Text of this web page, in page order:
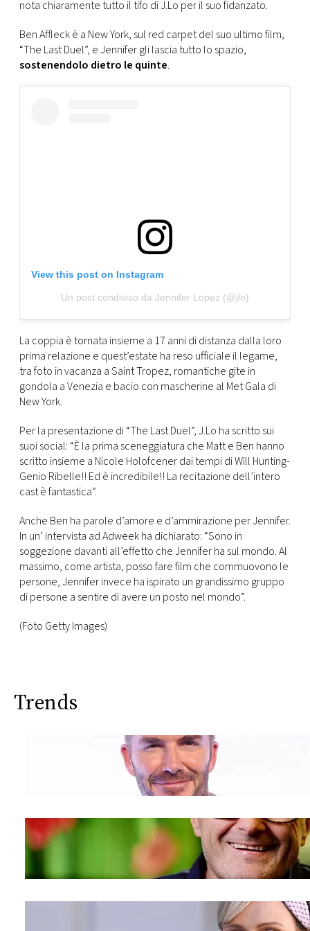
CONSIGLIA
nota chiaramente tutto il tifo di J.Lo per il suo fidanzato.
Ben Affleck è a New York, sul red carpet del suo ultimo film,
“The Last Duel”, e Jennifer gli lascia tutto lo spazio,
sostenendolo dietro le quinte.
View this post on Instagram
Un post condiviso da Jennifer Lopez (@jlo)
La coppia è tornata insieme a 17 anni di distanza dalla loro
prima relazione e quest’estate ha reso ufficiale il legame,
tra foto in vacanza a Saint Tropez, romantiche gite in
gondola a Venezia e bacio con mascherine al Met Gala di
New York.
Per la presentazione di “The Last Duel”, J.Lo ha scritto sui
suoi social: “È la prima sceneggiatura che Matt e Ben hanno
scritto insieme a Nicole Holofcener dai tempi di Will Hunting-
Genio Ribelle!! Ed è incredibile!! La recitazione dell’intero
cast è fantastica”.
Anche Ben ha parole d’amore e d’ammirazione per Jennifer.
In un’ intervista ad Adweek ha dichiarato: “Sono in
soggezione davanti all’effetto che Jennifer ha sul mondo. Al
massimo, come artista, posso fare film che commuovono le
persone, Jennifer invece ha ispirato un grandissimo gruppo
di persone a sentire di avere un posto nel mondo”.
(Foto Getty Images)
Trends